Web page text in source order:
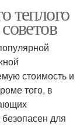
теплого
стоимость и
того, в
для